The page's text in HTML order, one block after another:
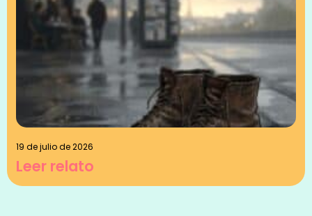
19 de julio de 2026
Leer relato